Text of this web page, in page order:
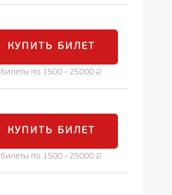
КУПИТЬ БИЛЕТ
билеты по 1500 - 25000
КУПИТЬ БИЛЕТ
билеты по 1500 - 25000